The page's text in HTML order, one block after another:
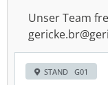
Unser Team
STAND G01